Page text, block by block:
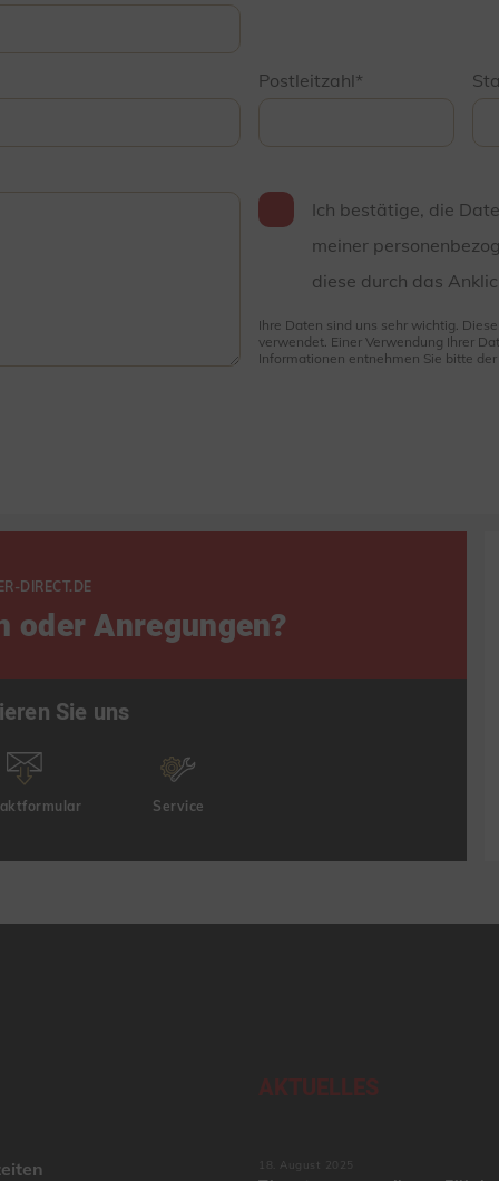
Postleitzahl
Ich bestätige, die
meiner
diese durch das
Ihre Daten sind uns sehr wichtig.
verwendet. Einer Verwendung Ihrer
Informationen entnehmen Sie bitte der
DIRECT.DE
oder Anregungen?
Sie uns
Service
AKTUELLES
18. August 2025